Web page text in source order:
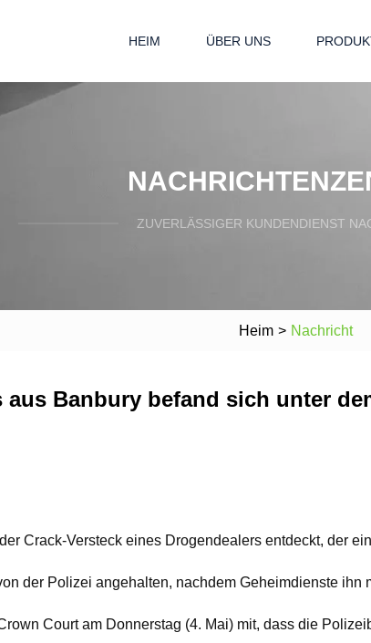
HEIM ÜBER UNS
ZUVERLÄSSIGER KUNDENDIENST
Heim > Nachricht
aus Banbury befand sich unter
Crack-Versteck eines Drogendealers entdeckt, der
der Polizei angehalten, nachdem Geheimdienste
Court am Donnerstag (4. Mai) mit, dass die